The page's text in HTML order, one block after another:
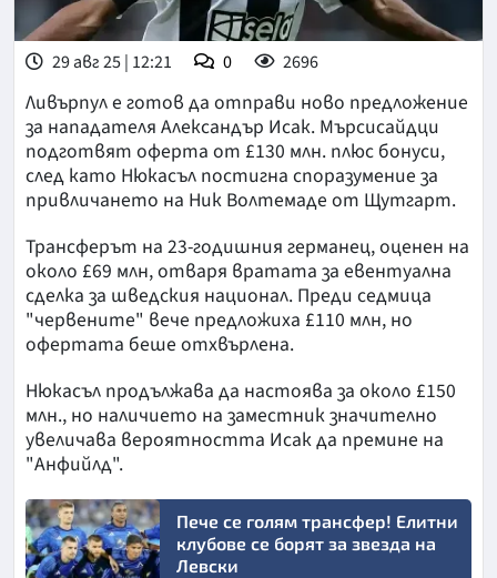
29 авг 25 | 12:21 0 2696
Ливърпул е готов да отправи ново предложение
за нападателя Александър Исак. Мърсисайдци
подготвят оферта от £130 млн. плюс бонуси,
след като Нюкасъл постигна споразумение за
привличането на Ник Волтемаде от Щутгарт.
Трансферът на 23-годишния германец, оценен на
около £69 млн, отваря вратата за евентуална
сделка за шведския национал. Преди седмица
"червените" вече предложиха £110 млн, но
офертата беше отхвърлена.
Нюкасъл продължава да настоява за около £150
млн., но наличието на заместник значително
увеличава вероятността Исак да премине на
"Анфийлд".
Пече се голям трансфер! Елитни
клубове се борят за звезда на
Левски